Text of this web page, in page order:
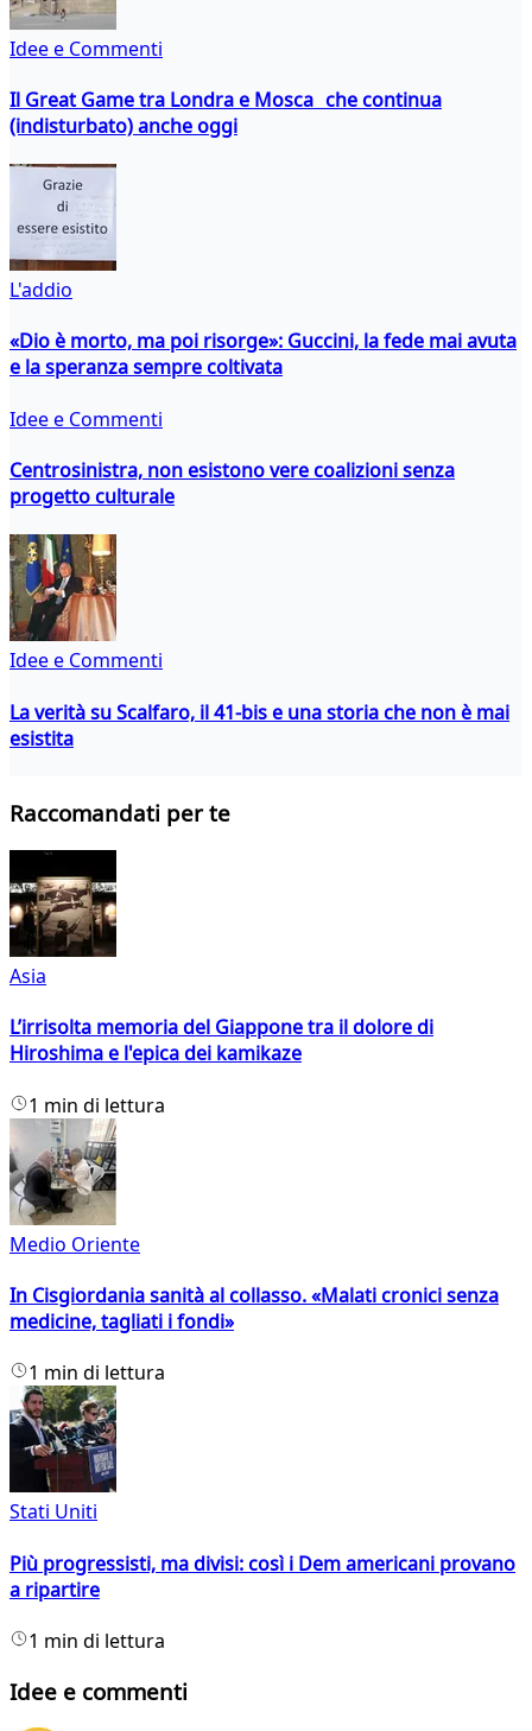
Idee e Commenti
Il Great Game tra Londra e Mosca che continua
(indisturbato) anche oggi
L'addio
«Dio è morto, ma poi risorge»: Guccini, la fede mai avuta
e la speranza sempre coltivata
Idee e Commenti
Centrosinistra, non esistono vere coalizioni senza
progetto culturale
Idee e Commenti
La verità su Scalfaro, il 41-bis e una storia che non è mai
esistita
Raccomandati per te
Asia
L’irrisolta memoria del Giappone tra il dolore di
Hiroshima e l'epica dei kamikaze
1 min di lettura
Medio Oriente
In Cisgiordania sanità al collasso. «Malati cronici senza
medicine, tagliati i fondi»
1 min di lettura
Stati Uniti
Più progressisti, ma divisi: così i Dem americani provano
a ripartire
1 min di lettura
Idee e commenti